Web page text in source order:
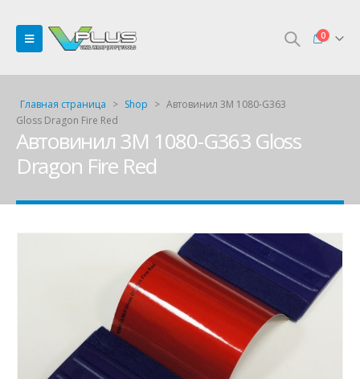
0
Главная страница > Shop > Автовинил 3M 1080-G363
Gloss Dragon Fire Red
Автовинил 3M 1080-G363 Gloss
Dragon Fire Red